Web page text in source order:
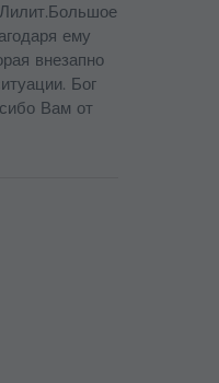
ему
внезапно
Бог
Вам от